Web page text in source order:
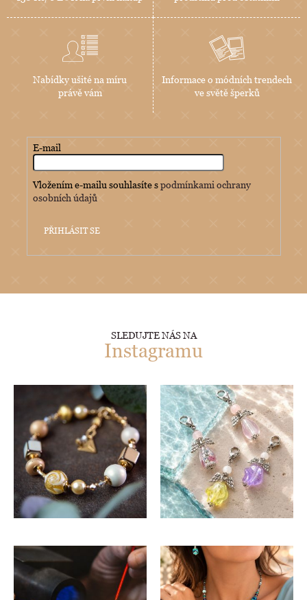
Nabídky ušité na míru
právě vám
Informace o módních trendech
ve světě šperků
E-mail
Vložením e-mailu souhlasíte spodmínkami ochrany
osobních údajů
PŘIHLÁSIT SE
SLEDUJTE NÁS NA
Instagramu